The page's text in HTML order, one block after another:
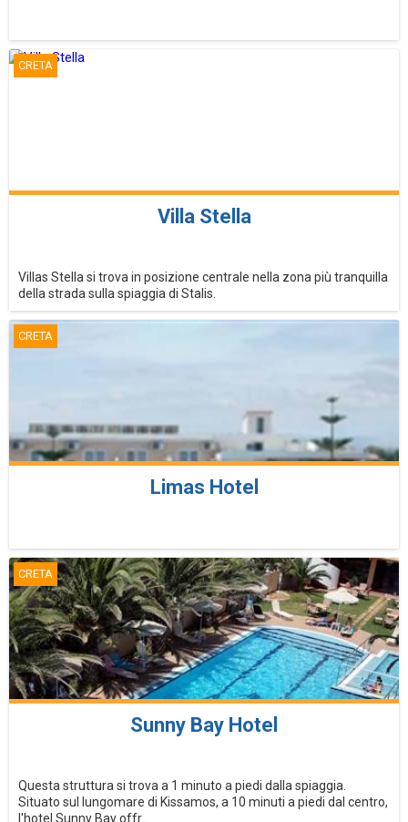
CRETA
Villa Stella
Villas Stella si trova in posizione centrale nella zona più tranquilla
della strada sulla spiaggia di Stalis.
CRETA
Limas Hotel
CRETA
Sunny Bay Hotel
Questa struttura si trova a 1 minuto a piedi dalla spiaggia.
Situato sul lungomare di Kissamos, a 10 minuti a piedi dal centro,
l'hotel Sunny Bay offr...